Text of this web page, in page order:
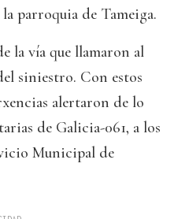
parroquia de Tameiga.
la vía que llamaron al
siniestro. Con estos
alertaron de lo
de Galicia-061, a los
Municipal de